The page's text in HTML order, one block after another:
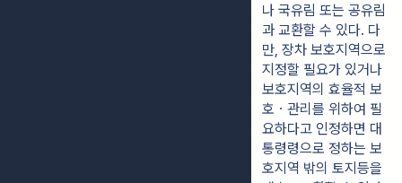
나 국유림 또는 공유림
과 교환할 수 있다. 다
만, 장차 보호지역으로
지정할 필요가 있거나
보호지역의 효율적 보
호ㆍ관리를 위하여 필
요하다고 인정하면 대
통령령으로 정하는 보
호지역 밖의 토지등을